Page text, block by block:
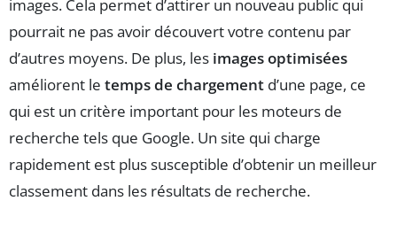
images. Cela permet d’attirer un nouveau public qui
pourrait ne pas avoir découvert votre contenu par
d’autres moyens. De plus, les images optimisées
améliorent le temps de chargement d’une page, ce
qui est un critère important pour les moteurs de
recherche tels que Google. Un site qui charge
rapidement est plus susceptible d’obtenir un meilleur
classement dans les résultats de recherche.